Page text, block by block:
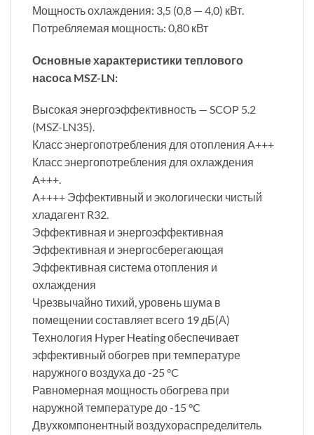
Мощность охлаждения: 3,5 (0,8 — 4,0) кВт.
Потребляемая мощность: 0,80 кВт
Основные характеристики теплового
насоса MSZ-LN:
Высокая энергоэффективность — SCOP 5.2
(MSZ-LN35).
Класс энергопотребления для отопления A+++
Класс энергопотребления для охлаждения
A+++.
A++++ Эффективный и экологически чистый
хладагент R32.
Эффективная и энергоэффективная
Эффективная и энергосберегающая
Эффективная система отопления и
охлаждения
Чрезвычайно тихий, уровень шума в
помещении составляет всего 19 дБ(А)
Технология Hyper Heating обеспечивает
эффективный обогрев при температуре
наружного воздуха до -25 °C
Равномерная мощность обогрева при
наружной температуре до -15 °C
Двухкомпонентный воздухораспределитель